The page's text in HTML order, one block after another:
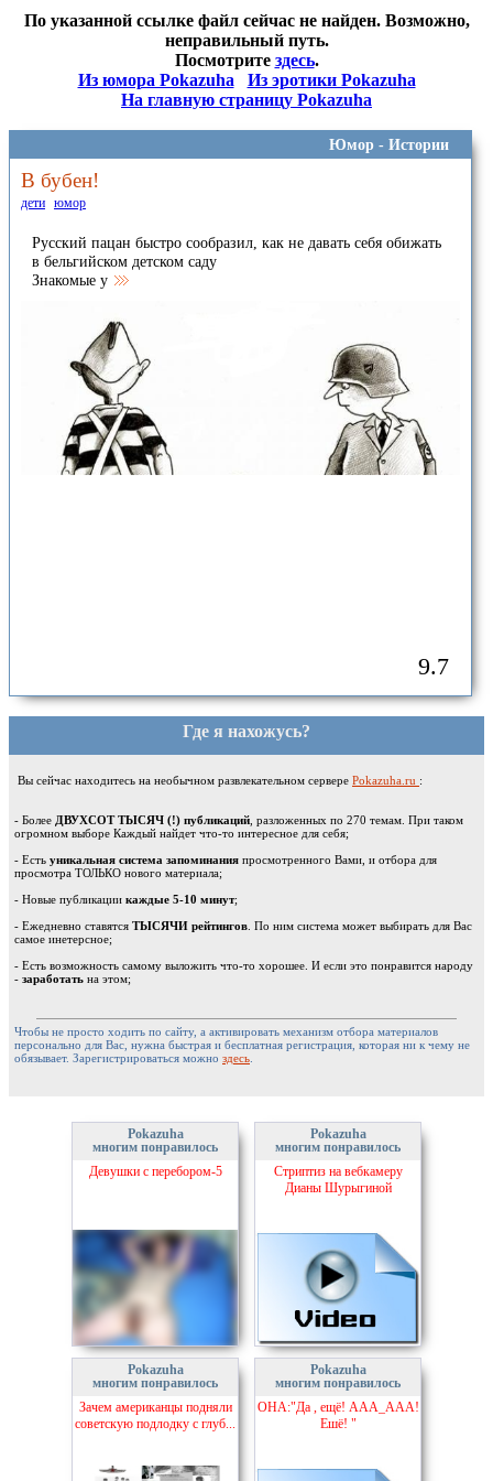
По указанной ссылке файл сейчас не найден. Возможно,
неправильный путь.
Посмотрите здесь.
Из юмора Pokazuha
Из эротики Pokazuha
На главную страницу Pokazuha
Юмор -Истории
В бубен!
дети юмор
Русский пацан быстро сообразил, как не давать себя обижать
в бельгийском детском саду
Знакомые у
9.7
Где я нахожусь?
Вы сейчас находитесь на необычном развлекательном сервере Pokazuha.ru :
- Более ДВУХСОТ ТЫСЯЧ (!) публикаций , разложенных по 270 темам. При таком
огромном выборе Каждый найдет что-то интересное для себя;
- Есть уникальная система запоминания просмотренного Вами, и отбора для
просмотра ТОЛЬКО нового материала;
- Новые публикации каждые 5-10 минут;
- Ежедневно ставятся ТЫСЯЧИ рейтингов . По ним система может выбирать для Вас
самое инетерсное;
- Есть возможность самому выложить что-то хорошее. И если это понравится народу
- заработать на этом;
Чтобы не просто ходить по сайту, а активировать механизм отбора материалов
персонально для Вас, нужна быстрая и бесплатная регистрация, которая ни к чему не
обязывает. Зарегистрироваться можно здесь
Pokazuha
многим понравилось
Девушки с перебором-5
Pokazuha
многим понравилось
Стриптиз на вебкамеру
Дианы Шурыгиной
Pokazuha
многим понравилось
Зачем американцы подняли
советскую подлодку с глуб...
Pokazuha
многим понравилось
ОНА:"Да , ещё! ААА_ААА!
Ешё! "